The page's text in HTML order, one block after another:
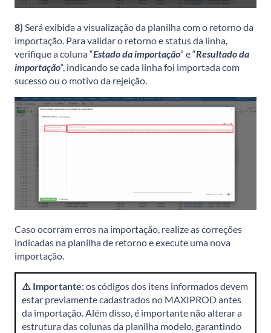
8) Será exibida a visualização da planilha com o retorno da
importação. Para validar o retorno e status da linha,
verifique a coluna “Estado da importação” e “Resultado da
importação“, indicando se cada linha foi importada com
sucesso ou o motivo da rejeição.
Caso ocorram erros na importação, realize as correções
indicadas na planilha de retorno e execute uma nova
importação.
⚠️ Importante:os códigos dos itens informados devem
estar previamente cadastrados no MAXIPROD antes
da importação. Além disso, é importante não alterar a
estrutura das colunas da planilha modelo, garantindo